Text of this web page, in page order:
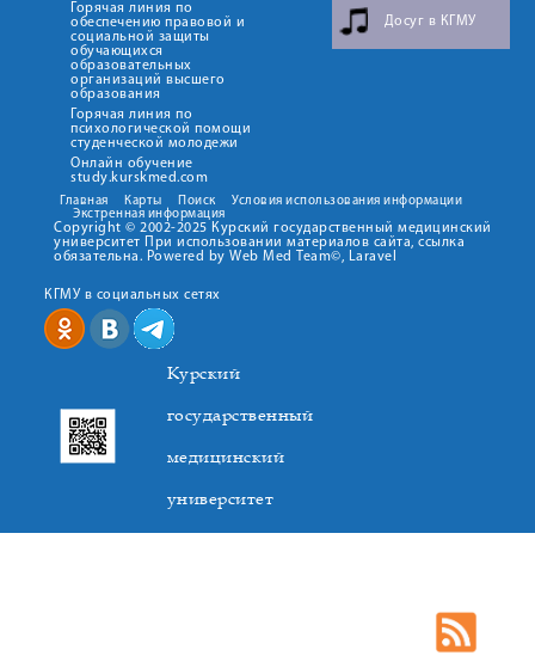
Горячая линия по
обеспечению правовой и
социальной защиты
обучающихся
образовательных
организаций высшего
образования
Горячая линия по
психологической помощи
студенческой молодежи
Онлайн обучение
study.kurskmed.com
Досуг в КГМУ
Главная Карты Поиск
Условия использования информации
Экстренная информация
Copyright © 2002-2025 Курский государственный медицинский
университет При использовании материалов сайта, ссылка
обязательна. Powered by Web Med Team©, Laravel
КГМУ в социальных сетях
Курский
государственный
медицинский
университет